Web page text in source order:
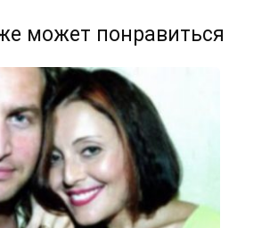
может понравиться